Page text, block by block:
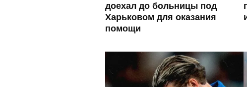
доехал до больницы под
Харьковом для оказания
помощи